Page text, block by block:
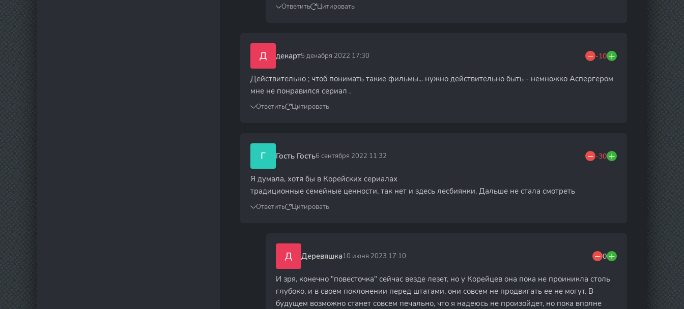
Ответить Цитировать
Д декарт5 декабря 2022 17:30 -10
Действительно ; чтоб понимать такие фильмы... нужно действительно быть - немножко Аспергером
мне не понравился сериал .
Ответить Цитировать
Г Гость Гость6 сентября 2022 11:32 -30
Я думала, хотя бы в Корейских сериалах
традиционные семейные ценности, так нет и здесь лесбиянки. Дальше не стала смотреть
Ответить Цитировать
Д Деревяшка10 июня 2023 17:10 0
И зря, конечно "повесточка" сейчас везде лезет, но у Корейцев она пока не проиникла столь
глубоко, и в своем поклонении перед штатами, они совсем не продвигать ее не могут. В
будущем возможно станет совсем печально, что я надеюсь не произойдет, но пока вполне